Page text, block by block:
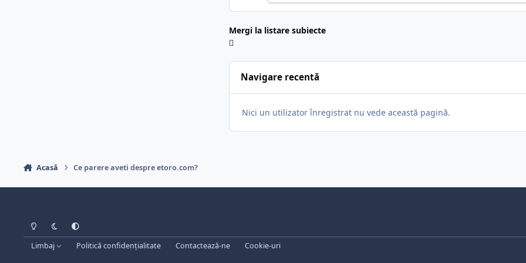
Mergi la listare subiecte
Navigare recentă
Nici un utilizator înregistrat nu vede această pagină.
Acasă Ce parere aveti despre etoro.com?
Light ModeDark ModeSystem Preference
Limbaj Politică confidențialitate Contactează-ne Cookie-uri